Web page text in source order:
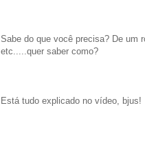
Sabe do que você precisa? De um
etc.....quer saber como?
Está tudo explicado no vídeo, bjus!